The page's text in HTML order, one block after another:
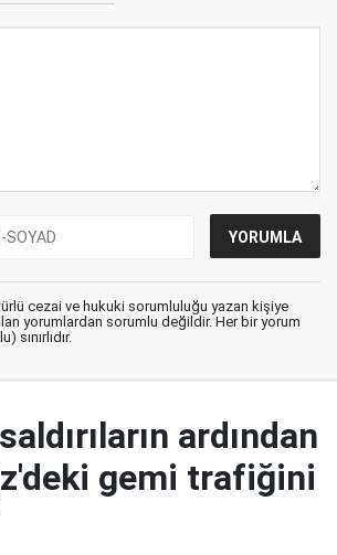
türlü cezai ve hukuki sorumluluğu yazan kişiye
yorumlardan sorumlu değildir. Her bir yorum
sınırlıdır.
ardından
gemi trafiğini